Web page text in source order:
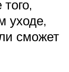
уходе,
сможет